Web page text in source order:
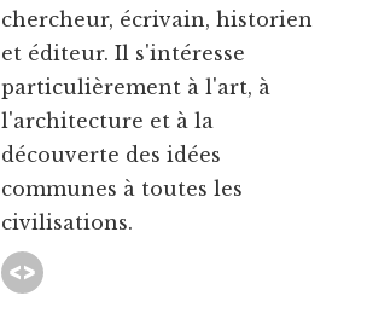
chercheur, écrivain, historien
et éditeur. Il s'intéresse
particulièrement à l'art, à
l'architecture et à la
découverte des idées
communes à toutes les
civilisations.